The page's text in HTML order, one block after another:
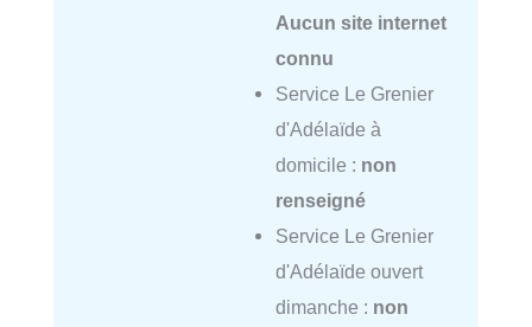
Aucun site internet
connu
Service Le Grenier
d'Adélaïde à
domicile : non
renseigné
Service Le Grenier
d'Adélaïde ouvert
dimanche : non